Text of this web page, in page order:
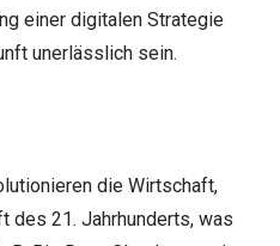
einer digitalen Strategie
unerlässlich sein.
die Wirtschaft,
des 21. Jahrhunderts, was